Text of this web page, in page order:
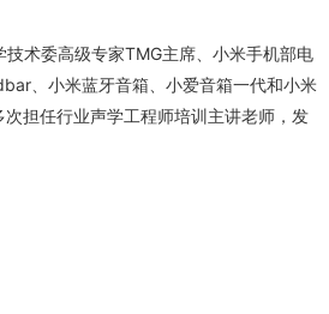
术委高级专家TMG主席、小米手机部电
、小米蓝牙音箱、小爱音箱一代和小米
担任行业声学工程师培训主讲老师，发